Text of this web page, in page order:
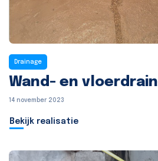
Drainage
Wand- en
14 november 2023
Bekijk realisatie